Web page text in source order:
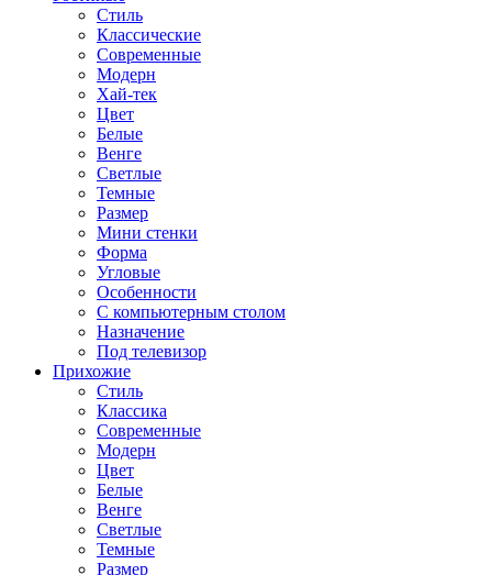
Стиль
Классические
Современные
Модерн
Хай-тек
Цвет
Белые
Венге
Светлые
Темные
Размер
Мини стенки
Форма
Угловые
Особенности
С компьютерным столом
Назначение
Под телевизор
Прихожие
Стиль
Классика
Современные
Модерн
Цвет
Белые
Венге
Светлые
Темные
Размер